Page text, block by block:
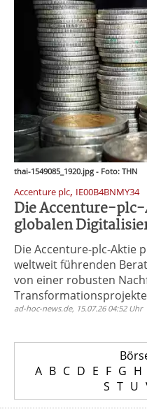
thai-1549085_1920.jpg - Foto: THN
Accenture plc, IE00B4BNMY34
Die Accenture-
globalen
Die Accenture-plc-Aktie
weltweit führenden
von einer robusten
ad-hoc-news.de, 15.07.26 04:52 Uhr
A B C D E F G H
S T U